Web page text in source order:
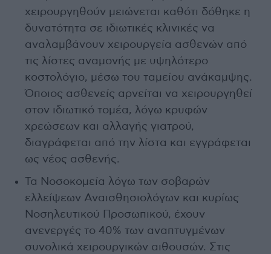
χειρουργηθούν μειώνεται καθότι δόθηκε η
δυνατότητα σε ιδιωτικές κλινικές να
αναλαμβάνουν χειρουργεία ασθενών από
τις λίστες αναμονής με υψηλότερο
κοστολόγιο, μέσω του ταμείου ανάκαμψης.
Όποιος ασθενείς αρνείται να χειρουργηθεί
στον ιδιωτικό τομέα, λόγω κρυφών
χρεώσεων και αλλαγής γιατρού,
διαγράφεται από την λίστα και εγγράφεται
ως νέος ασθενής.
Τα Νοσοκομεία λόγω των σοβαρών
ελλείψεων Αναισθησιολόγων και κυρίως
Νοσηλευτικού Προσωπικού, έχουν
ανενεργές το 40% των αναπτυγμένων
συνολικά χειρουργικών αιθουσών. Στις